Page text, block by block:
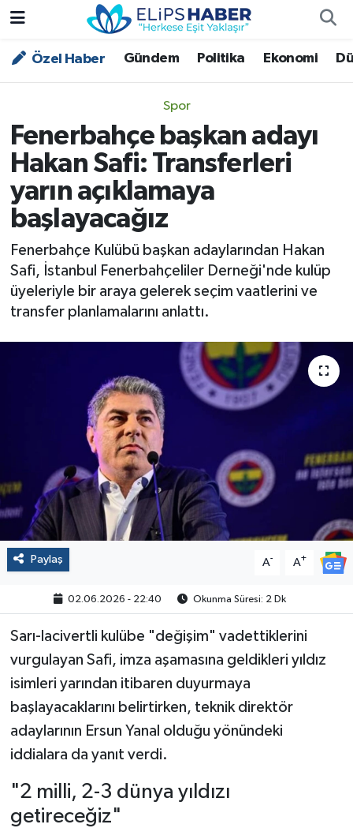
Özel Haber Gündem Politika Ekonomi
Spor
Fenerbahçe başkan adayı
Hakan Safi: Transferleri
yarın açıklamaya
başlayacağız
Fenerbahçe Kulübü başkan adaylarından Hakan
Safi, İstanbul Fenerbahçeliler Derneği'nde kulüp
üyeleriyle bir araya gelerek seçim vaatlerini ve
transfer planlamalarını anlattı.
Paylaş A- A+
02.06.2026 - 22:40 Okunma Süresi: 2 Dk
Sarı-lacivertli kulübe "değişim" vadettiklerini
vurgulayan Safi, imza aşamasına geldikleri yıldız
isimleri yarından itibaren duyurmaya
başlayacaklarını belirtirken, teknik direktör
adaylarının Ersun Yanal olduğu yönündeki
iddialara da yanıt verdi.
"2 milli, 2-3 dünya yıldızı
getireceğiz"
Özel Haber
Asayiş
Bilim - Teknoloji
Çevre - İklim
Dünya
Kültür - Sanat
Magazin
Spor
Yaşam
Çalışma Hayatı
2024 Seçim Sonuçları
Nöbetçi Eczaneler
Trafik Durumu
Süper Lig Puan Durumu ve Fikstür
Tüm Manşetler
Son Dakika Haberleri